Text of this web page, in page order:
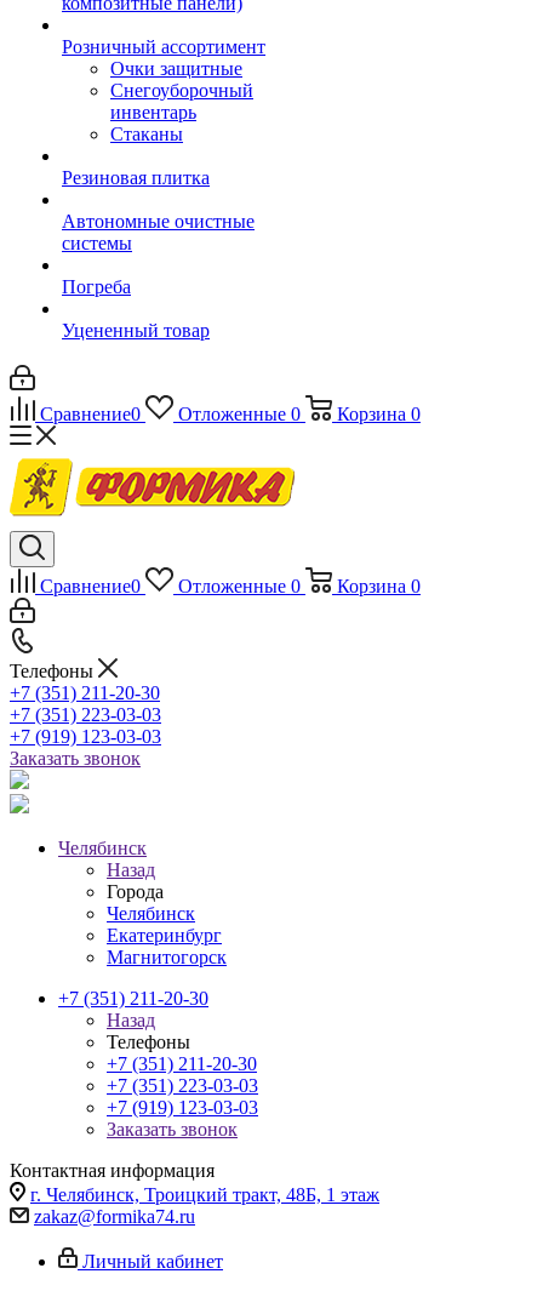
Розничный ассортимент
Очки защитные
Снегоуборочный
инвентарь
Стаканы
Резиновая плитка
Автономные очистные
системы
Погреба
Уцененный товар
Сравнение0 Отложенные 0 Корзина 0
Сравнение0 Отложенные 0 Корзина 0
Телефоны
+7 (351) 211-20-30
+7 (351) 223-03-03
+7 (919) 123-03-03
Заказать звонок
Челябинск
Назад
Города
Челябинск
Екатеринбург
Магнитогорск
+7 (351) 211-20-30
Назад
Телефоны
+7 (351) 211-20-30
+7 (351) 223-03-03
+7 (919) 123-03-03
Заказать звонок
Контактная информация
г. Челябинск, Троицкий тракт, 48Б, 1 этаж
zakaz@formika74.ru
Личный кабинет